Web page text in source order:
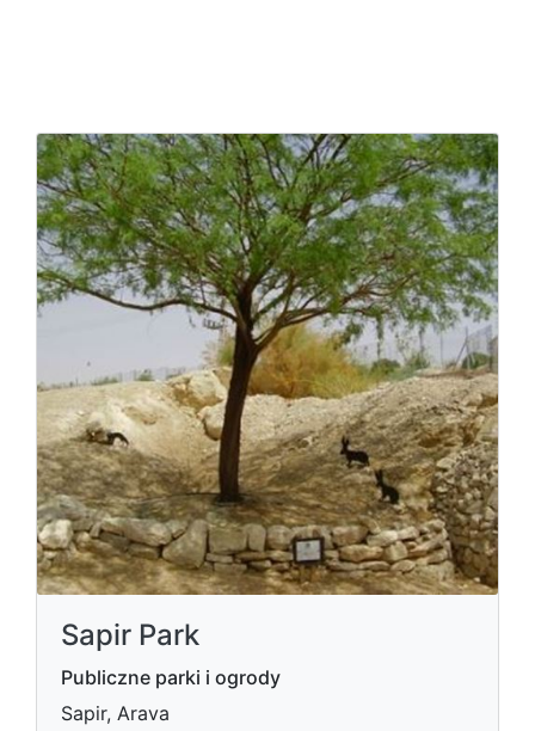
Sapir Park
Publiczne parki i ogrody
Sapir, Arava